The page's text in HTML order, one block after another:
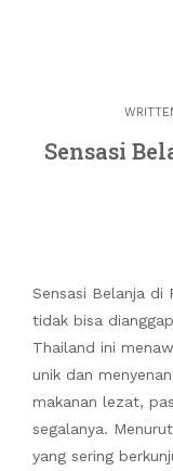
Sensasi
Sensasi Belanja di
tidak bisa
Thailand ini
unik dan
makanan lezat,
segalanya.
yang sering